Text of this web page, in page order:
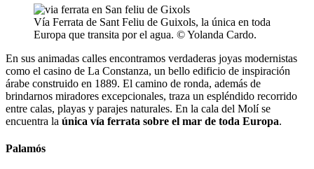
Vía Ferrata de Sant Feliu de Guixols, la única en toda
Europa que transita por el agua. © Yolanda Cardo.
En sus animadas calles encontramos verdaderas joyas modernistas
como el casino de La Constanza, un bello edificio de inspiración
árabe construido en 1889. El camino de ronda, además de
brindarnos miradores excepcionales, traza un espléndido recorrido
entre calas, playas y parajes naturales. En la cala del Molí se
encuentra la única vía ferrata sobre el mar de toda Europa.
Palamós